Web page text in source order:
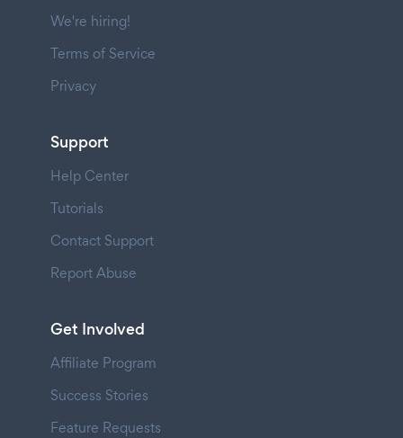
We're hiring!
Terms of Service
Privacy
Support
Help Center
Tutorials
Contact Support
Report Abuse
Get Involved
Affiliate Program
Success Stories
Feature Requests